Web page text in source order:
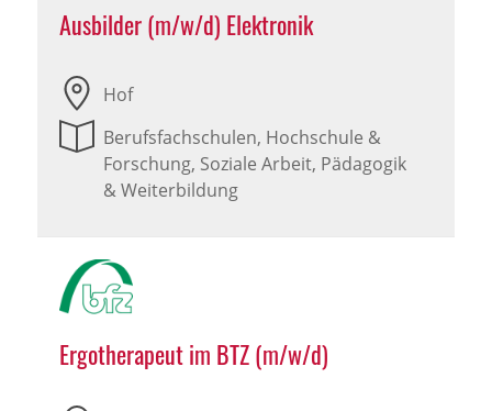
Ausbilder (m/w/d) Elektronik
Hof
Berufsfachschulen, Hochschule &
Forschung, Soziale Arbeit, Pädagogik
& Weiterbildung
Ergotherapeut im BTZ (m/w/d)